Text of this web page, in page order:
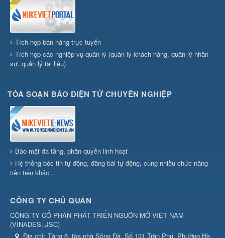
Tích hợp bán hàng trực tuyến
Tích hợp các nghiệp vụ quản lý (quản lý khách hàng, quản lý nhân
sự, quản lý tài liệu)
TÒA SOẠN BÁO ĐIỆN TỬ CHUYÊN NGHIỆP
Bảo mật đa tầng, phân quyền linh hoạt
Hệ thống bóc tin tự động, đăng bài tự động, cùng nhiều chức năng
tiên tiến khác...
CÔNG TY CHỦ QUẢN
CÔNG TY CỔ PHẦN PHÁT TRIỂN NGUỒN MỞ VIỆT NAM
(VINADES.,JSC)
Địa chỉ: Tầng 6, tòa nhà Sông Đà, Số 131 Trần Phú, Phường Hà